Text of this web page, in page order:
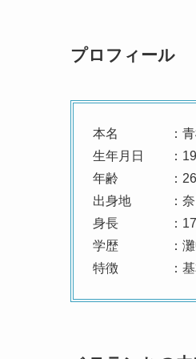
プロフィール
本名 ：青松輝
生年月日 ：
年齢 ：26歳
出身地 ：奈
身長 ：
学歴 ：灘中
特徴 ：基本ふ